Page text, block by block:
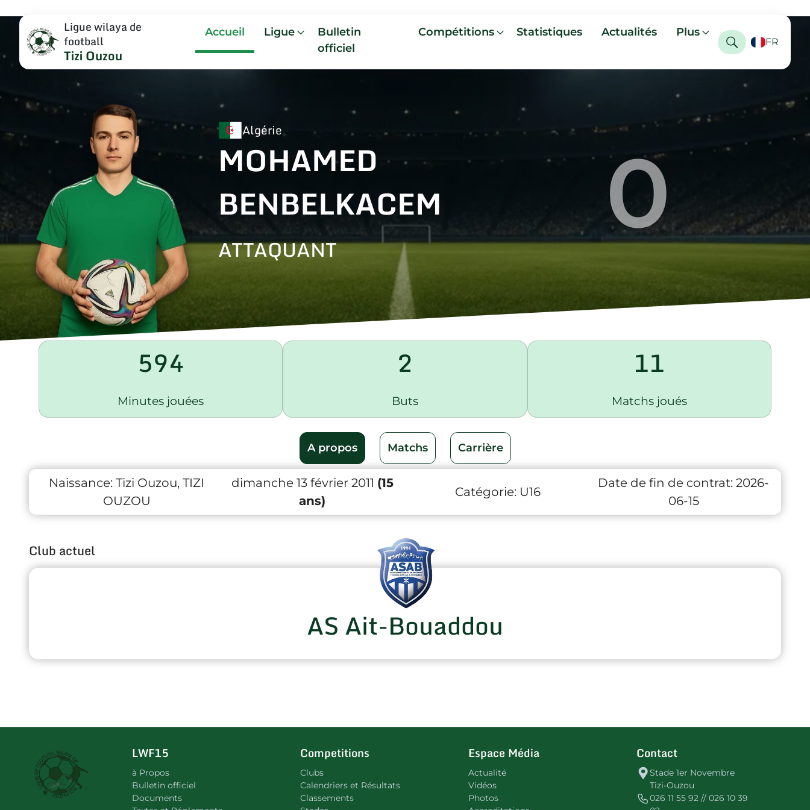
Ligue wilaya de
football
Tizi Ouzou
Accueil Ligue
Bulletin
officiel
Compétitions Statistiques Actualités Plus
FR
Algérie
MOHAMED
BENBELKACEM
ATTAQUANT 0
594
Minutes jouées
2
Buts
11
Matchs joués
A propos Matchs Carrière
Naissance: Tizi Ouzou, TIZI
OUZOU
dimanche 13 février 2011 (15
ans)
Catégorie: U16
Date de fin de contrat: 2026-
06-15
Club actuel
AS Ait-Bouaddou
LWF15
à Propos
Bulletin officiel
Documents
Competitions
Clubs
Calendriers et Résultats
Classements
Espace Média
Actualité
Vidéos
Photos
Contact
Stade 1er Novembre
Tizi-Ouzou
026 11 55 92 // 026 10 39